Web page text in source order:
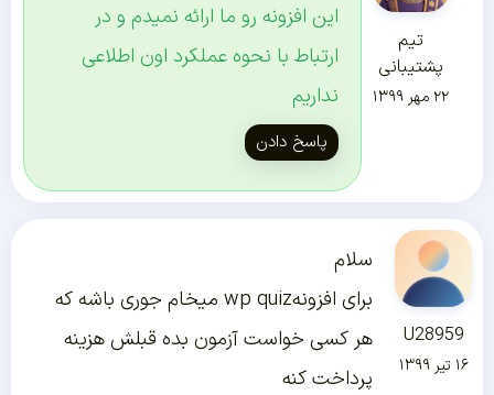
تیم
پشتیبانی
۲۲ مهر ۱۳۹۹
این افزونه رو ما ارائه نمیدم و در
ارتباط با نحوه عملکرد اون اطلاعی
نداریم
پاسخ دادن
U28959
۱۶ تیر ۱۳۹۹
سلام
برای افزونهwp quiz میخام جوری باشه که
هر کسی خواست آزمون بده قبلش هزینه
پرداخت کنه